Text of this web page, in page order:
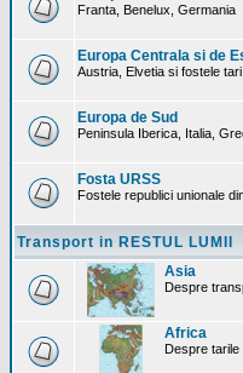
Franta, Benelux, Germania
Europa Centrala si de
Austria, Elvetia si fostele
Europa de Sud
Peninsula Iberica, Italia,
Fosta URSS
Fostele republici unionale
Transport in RESTUL LUMII
Asia
Despre
Africa
Despre tarile